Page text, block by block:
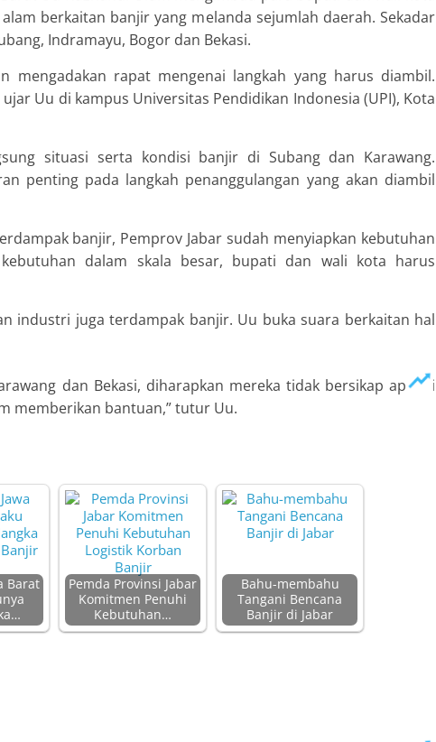
berkaitan banjir yang melanda sejumlah daerah. Sekadar
Indramayu, Bogor dan Bekasi.
mengadakan rapat mengenai langkah yang harus diambil.
Uu di kampus Universitas Pendidikan Indonesia (UPI), Kota
situasi serta kondisi banjir di Subang dan Karawang.
penting pada langkah penanggulangan yang akan diambil
banjir, Pemprov Jabar sudah menyiapkan kebutuhan
dalam skala besar, bupati dan wali kota harus
industri juga terdampak banjir. Uu buka suara berkaitan hal
dan Bekasi, diharapkan mereka tidak bersikap apriori
memberikan bantuan,” tutur Uu.
Barat
Pemda Provinsi Jabar
Komitmen Penuhi
Kebutuhan…
Bahu-membahu
Tangani Bencana
Banjir di Jabar